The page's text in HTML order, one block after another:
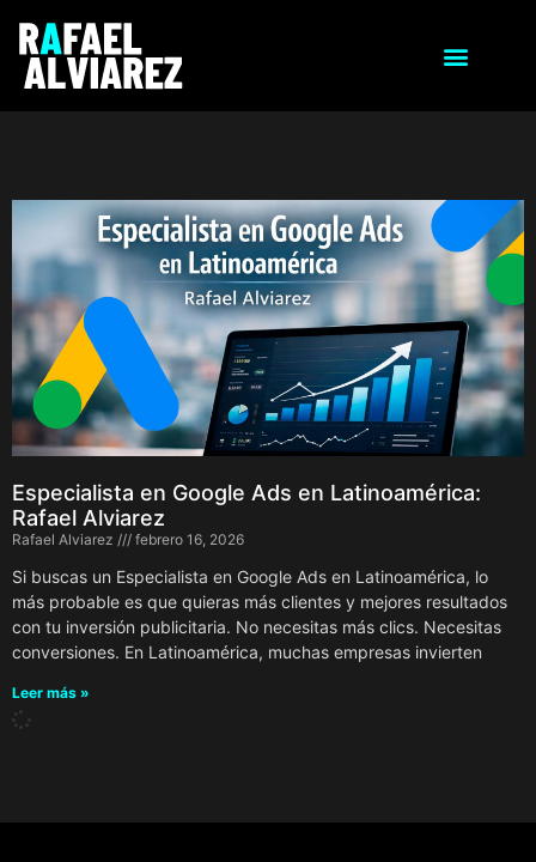
Especialista en Google Ads en Latinoamérica:
Rafael Alviarez
Rafael Alviarez febrero 16, 2026
Si buscas un Especialista en Google Ads en Latinoamérica, lo
más probable es que quieras más clientes y mejores resultados
con tu inversión publicitaria. No necesitas más clics. Necesitas
conversiones. En Latinoamérica, muchas empresas invierten
Leer más »